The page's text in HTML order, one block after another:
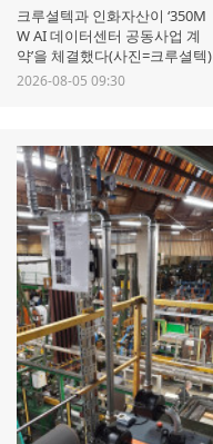
크루셜텍과 인화자산이 ‘350M
W AI 데이터센터 공동사업 계
약’을 체결했다(사진=크루셜텍)
2026-08-05 09:30